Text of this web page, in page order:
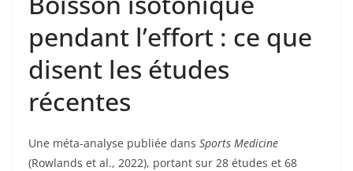
pendant l’effort : ce que
disent les études
récentes
Une méta-analyse publiée dans Sports Medicine
(Rowlands et al., 2022), portant sur 28 études et 68